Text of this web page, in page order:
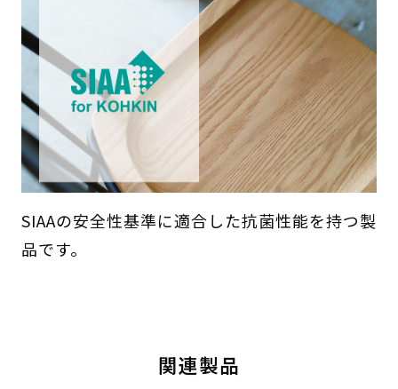
SIAAの安全性基準に適合した抗菌性能を持つ製
品です。
関連製品